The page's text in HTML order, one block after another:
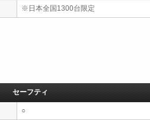
※日本全国1300台限定
セーフティ
○